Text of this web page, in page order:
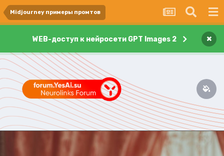
Midjourney примеры промтов
WEB-доступ к нейросети GPT Images 2 ×